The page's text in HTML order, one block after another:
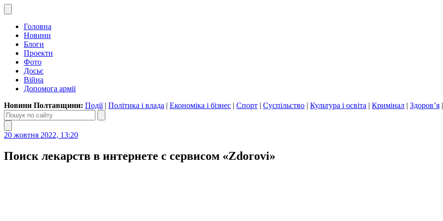
Головна
Новини
Блоги
Проекти
Фото
Досьє
Війна
Допомога армії
Новини Полтавщини: Події| Політика і влада | Економіка і бізнес | Спорт | Суспільство | Культура і освіта | Кримінал | Здоров’я |
20 жовтня 2022, 13:20
Поиск лекарств в интернете с сервисом «Zdorovi»